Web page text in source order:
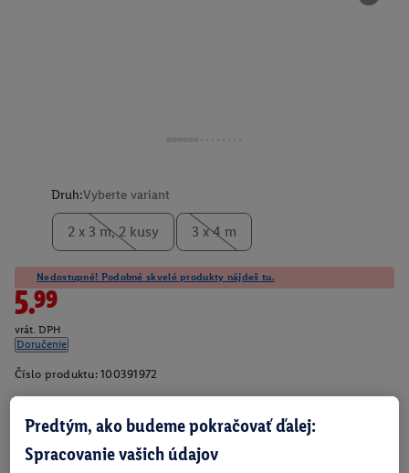
Druh:Vyberte variant
2 x 3 m, 2 kusy 3 x 4 m
Nedostupné! Podobné skvelé produkty nájdeš tu.
5.99
vrát. DPH
Doručenie
Číslo produktu: 100391972
O produkte
Predtým, ako budeme pokračovať ďalej:
Spracovanie vašich údajov